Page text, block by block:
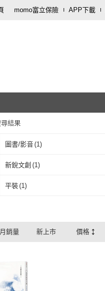
momo富立保險 APP下載
結果
圖書/影音(1)
新銳文創 (1)
新銳文創
平裝(1)
月銷量 新上市 價格